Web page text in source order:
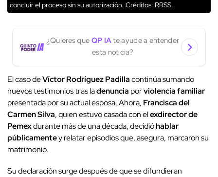
concluir el proceso sin su autorización. Créditos: RRSS.
¿Quieres que QP IAte ayude a entender
esta noticia?
El caso deVíctor Rodríguez Padillacontinúa sumando
nuevos testimonios tras ladenuncia porviolencia familiar
presentada por su actual esposa. Ahora, Francisca del
Carmen Silva, quien estuvo casada con elexdirector de
Pemexdurante más de una década, decidióhablar
públicamentey relatar episodios que, asegura, marcaron su
matrimonio.
Su declaración surge después de que se difundieran